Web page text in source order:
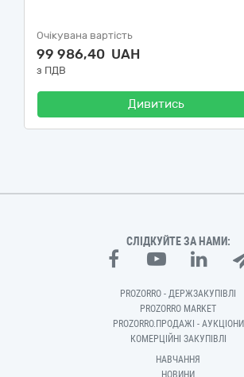
Очікувана вартість
99 986,40 UAH
з ПДВ
Дивитись
СЛІДКУЙТЕ ЗА НАМИ:
PROZORRO - ДЕРЖЗАКУПІВЛІ
PROZORRO MARKET
PROZORRO.ПРОДАЖІ - АУКЦІОНИ
КОМЕРЦІЙНІ ЗАКУПІВЛІ
НАВЧАННЯ
НОВИНИ